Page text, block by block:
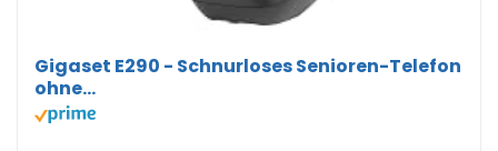
Gigaset E290 - Schnurloses Senioren-Telefon
ohne...